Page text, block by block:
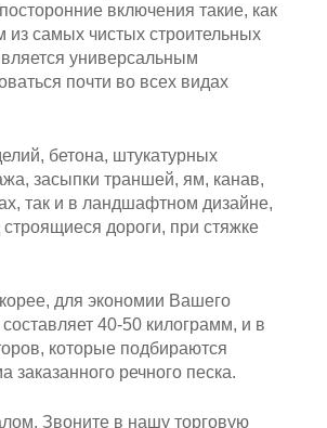
включения такие, как
из самых чистых строительных
универсальным
почти во всех видах
бетона, штукатурных
засыпки траншей, ям, канав,
так и в ландшафтном дизайне,
дороги, при стяжке
для экономии Вашего
40-50 килограмм, и в
которые подбираются
речного песка.
Звоните в нашу торговую